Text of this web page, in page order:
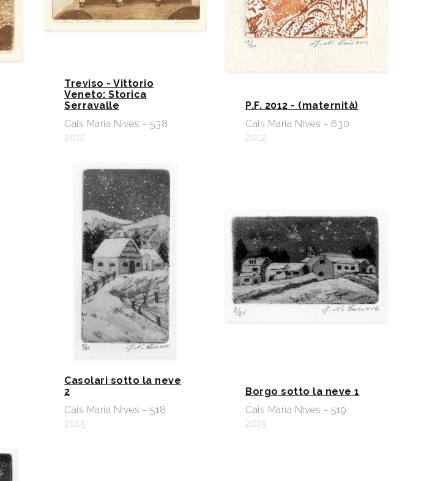
Treviso - Vittorio
Veneto: Storica
Serravalle
Cais Maria Nives - 538
2012
P.F. 2012 - (maternità)
Cais Maria Nives - 630
2012
Casolari sotto la neve
2
Cais Maria Nives - 518
2015
Borgo sotto la neve 1
Cais Maria Nives - 519
2015